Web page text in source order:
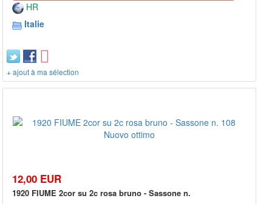
HR
Italie
+ ajout à ma sélection
12,00 EUR
1920 FIUME 2cor su 2c rosa bruno - Sassone n.